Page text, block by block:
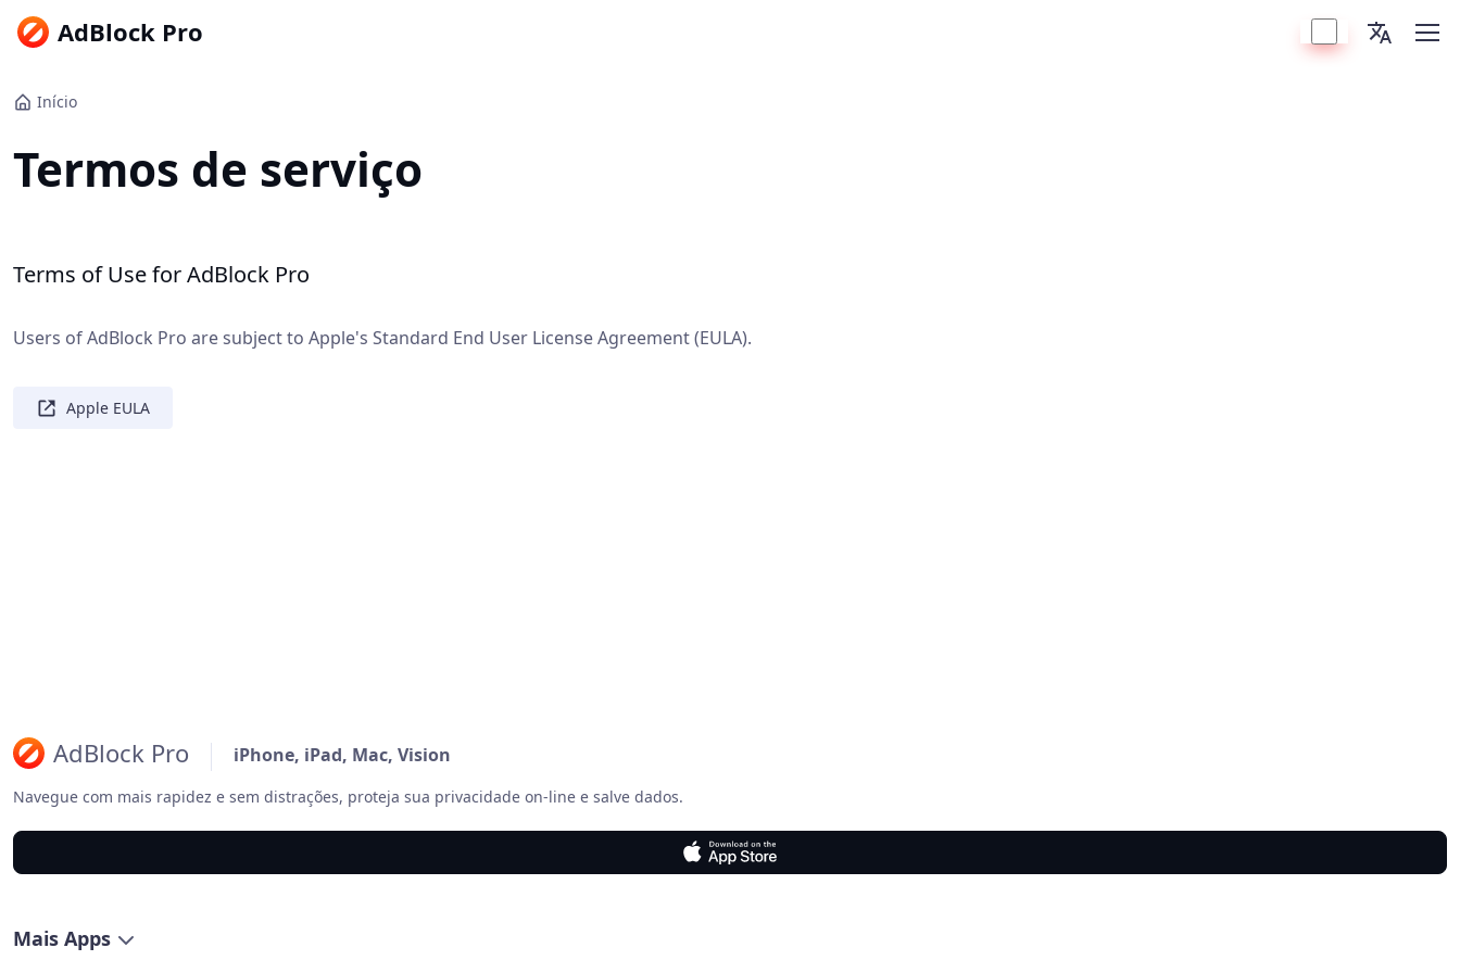
AdBlock Pro
Início
Termos de serviço
Terms of Use for AdBlock Pro
Users of AdBlock Pro are subject to Apple's Standard End User License Agreement (EULA).
Apple EULA
AdBlock Pro iPhone, iPad, Mac, Vision
Navegue com mais rapidez e sem distrações, proteja sua privacidade on-line e salve dados.
Mais Apps